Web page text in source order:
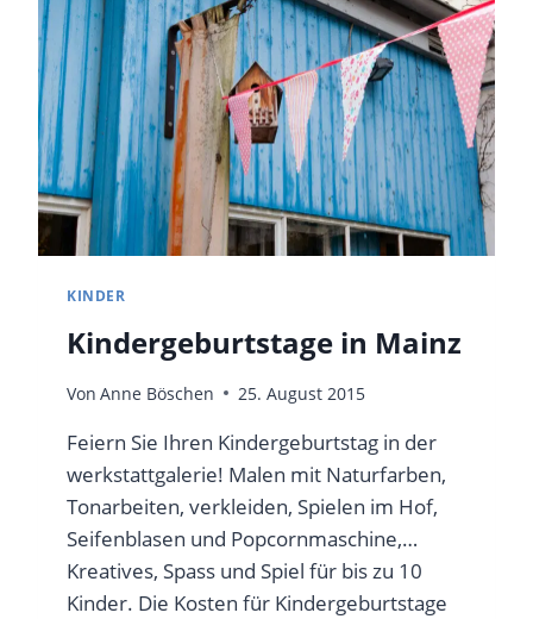
KINDER
Kindergeburtstage in Mainz
Von Anne Böschen 25. August 2015
Feiern Sie Ihren Kindergeburtstag in der
werkstattgalerie! Malen mit Naturfarben,
Tonarbeiten, verkleiden, Spielen im Hof,
Seifenblasen und Popcornmaschine,…
Kreatives, Spass und Spiel für bis zu 10
Kinder. Die Kosten für Kindergeburtstage